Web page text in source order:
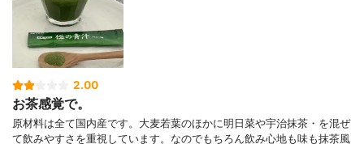
2.00
お茶感覚で。
原材料は全て国内産です。大麦若葉のほかに明日菜や宇治抹茶・を混ぜ
て飲みやすさを重視しています。なのでもちろん飲み心地も味も抹茶風